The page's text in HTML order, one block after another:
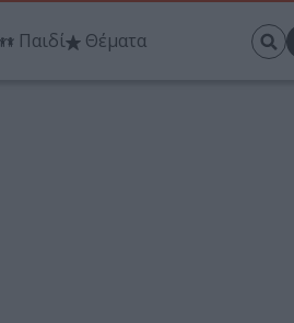
Παιδί Θέματα